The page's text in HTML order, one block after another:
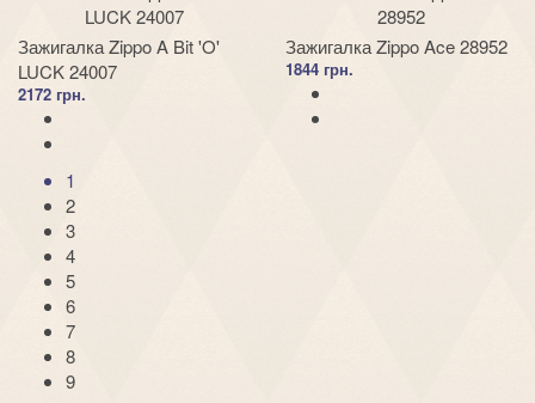
Зажигалка Zippo A Bit 'O'
LUCK 24007
2172 грн.
Зажигалка Zippo Ace 28952
1844 грн.
1
2
3
4
5
6
7
8
9